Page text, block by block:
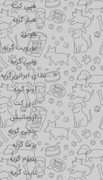
هپی کت
هیلز گربه
هوبی
یوروپت گربه
ونپی گربه
غذای ایرانی گربه
اونو گربه
آدی کت
آروماتیش
پتچی گربه
پرسا گربه
پتیوم گربه
تاپت گربه